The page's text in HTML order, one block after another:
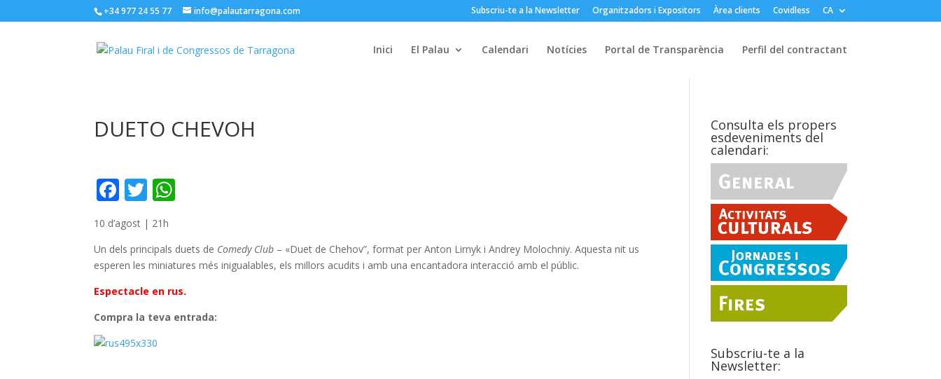
+34 977 24 55 77 info@palautarragona.com Subscriu-te a la Newsletter Organitzadors i Expositors Àrea clients Covidless CA
Inici El Palau Calendari Notícies Portal de Transparència Perfil del contractant
DUETO CHEVOH
F
ac
e
b
o
o
k
T
w
itt
er s
A
p
p
10 d’agost | 21h
Un dels principals duets de Comedy Club – «Duet de Chehov”, format per Anton Lirnyk i Andrey Molochniy. Aquesta nit us
esperen les miniatures més inigualables, els millors acudits i amb una encantadora interacció amb el públic.
Espectacle en rus.
Compra la teva entrada:
Consulta els propers
esdeveniments del
calendari:
Subscriu-te a la
Newsletter: